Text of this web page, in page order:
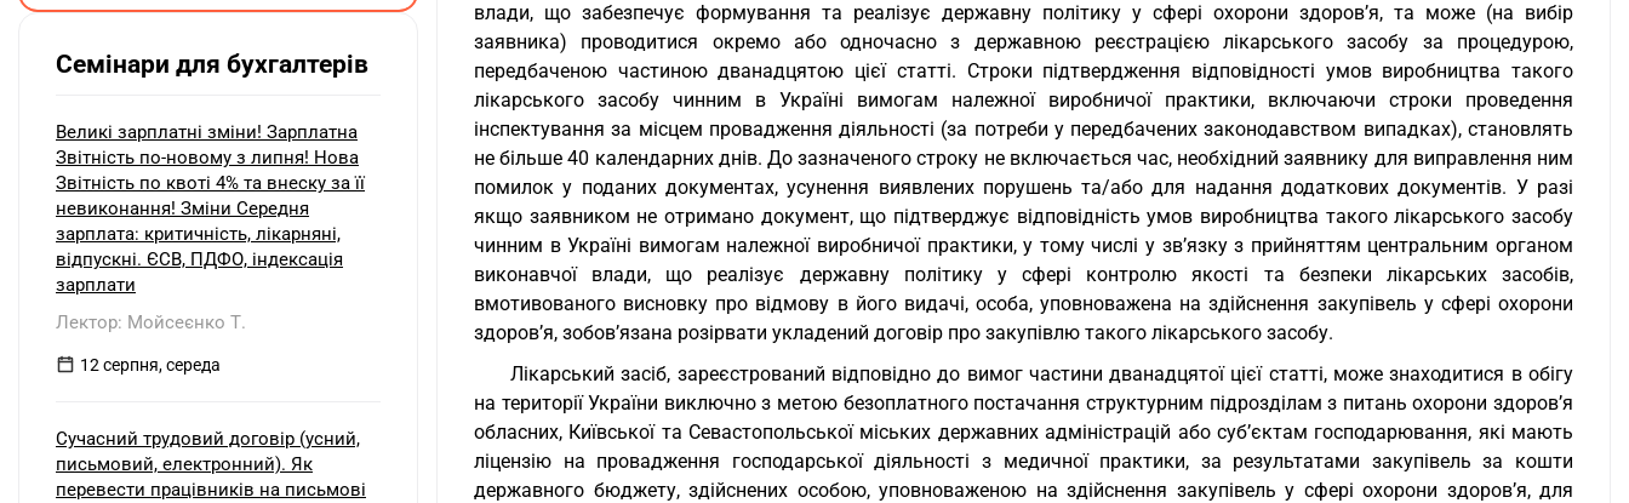
влади, що забезпечує формування та реалізує державну політику у сфері охорони здоров’я, та може (на вибір
заявника) проводитися окремо або одночасно з державною реєстрацією лікарського засобу за процедурою,
передбаченою частиною дванадцятою цієї статті. Строки підтвердження відповідності умов виробництва такого
лікарського засобу чинним в Україні вимогам належної виробничої практики, включаючи строки проведення
інспектування за місцем провадження діяльності (за потреби у передбачених законодавством випадках), становлять
не більше 40 календарних днів. До зазначеного строку не включається час, необхідний заявнику для виправлення ним
помилок у поданих документах, усунення виявлених порушень та/або для надання додаткових документів. У разі
якщо заявником не отримано документ, що підтверджує відповідність умов виробництва такого лікарського засобу
чинним в Україні вимогам належної виробничої практики, у тому числі у зв’язку з прийняттям центральним органом
виконавчої влади, що реалізує державну політику у сфері контролю якості та безпеки лікарських засобів,
вмотивованого висновку про відмову в його видачі, особа, уповноважена на здійснення закупівель у сфері охорони
здоров’я, зобов’язана розірвати укладений договір про закупівлю такого лікарського засобу.
Лікарський засіб, зареєстрований відповідно до вимог частини дванадцятої цієї статті, може знаходитися в обігу
на території України виключно з метою безоплатного постачання структурним підрозділам з питань охорони здоров’я
обласних, Київської та Севастопольської міських державних адміністрацій або суб’єктам господарювання, які мають
ліцензію на провадження господарської діяльності з медичної практики, за результатами закупівель за кошти
державного бюджету, здійснених особою, уповноваженою на здійснення закупівель у сфері охорони здоров’я, для
Семінари для бухгалтерів
Великі зарплатні зміни! Зарплатна
Звітність по-новому з липня! Нова
Звітність по квоті 4% та внеску за її
невиконання! Зміни Середня
зарплата: критичність, лікарняні,
відпускні. ЄСВ, ПДФО, індексація
зарплати
Лектор: Мойсеєнко Т.
12 серпня, середа
Сучасний трудовий договір (усний,
письмовий, електронний). Як
перевести працівників на письмові